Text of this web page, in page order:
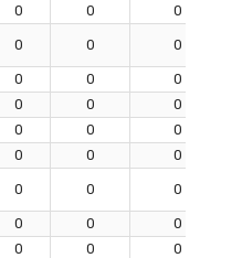
0 0 0
0 0 0
0 0
0
0 0
0
0 0
0
0 0 0
0 0 0
0 0
0
0 0
0